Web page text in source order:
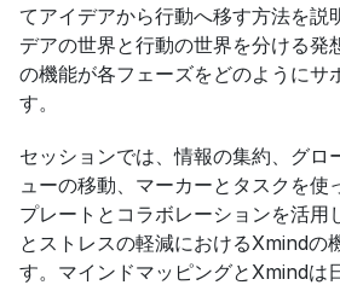
てアイデアから行動へ移す方法を説
デアの世界と行動の世界を分ける発
の機能が各フェーズをどのようにサ
す。
セッションでは、情報の集約、グロ
ューの移動、マーカーとタスクを使
プレートとコラボレーションを活用
とストレスの軽減におけるXmindの
す。マインドマッピングとXmindは